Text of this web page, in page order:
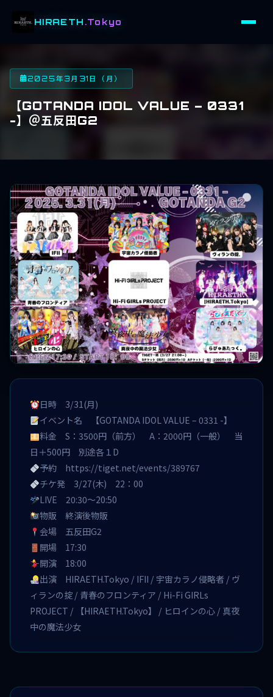
HIRAETH .Tokyo
2025年3月31日（月）
【GOTANDA IDOL VALUE – 0331
-】＠五反田G2
日時 3/31(月)
イベント名 【GOTANDA IDOL VALUE – 0331 -】
料金 S：3500円（前方） A：2000円（一般） 当
日＋500円 別途各１D
予約 https://tiget.net/events/389767
チケ発 3/27(木) 22：00
LIVE 20:30〜20:50
物販 終演後物販
会場 五反田G2
開場 17:30
開演 18:00
出演 HIRAETH.Tokyo / IFII / 宇宙カラノ侵略者 / ヴ
ィランの掟 / 青春のフロンティア / Hi-Fi GIRLs
PROJECT / 【HIRAETH.Tokyo】 / ヒロインの心 / 真夜
中の魔法少女